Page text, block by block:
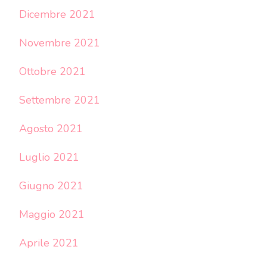
Dicembre 2021
Novembre 2021
Ottobre 2021
Settembre 2021
Agosto 2021
Luglio 2021
Giugno 2021
Maggio 2021
Aprile 2021